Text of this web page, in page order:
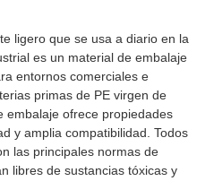
ligero que se usa a diario en la
es un material de embalaje
entornos comerciales e
primas de PE virgen de
embalaje ofrece propiedades
y amplia compatibilidad. Todos
las principales normas de
libres de sustancias tóxicas y